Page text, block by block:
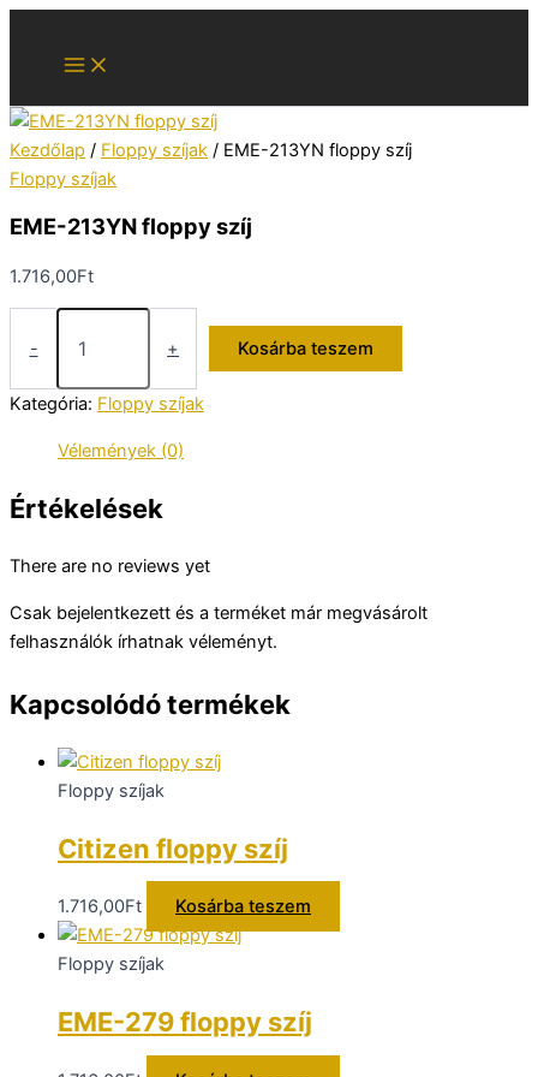
Kezdőlap / Floppy szíjak / EME-213YN floppy szíj
Floppy szíjak
EME-213YN floppy szíj
1.716,00Ft
-
szíj
mennyiség
+ Kosárba teszem
Kategória: Floppy szíjak
Vélemények (0)
Értékelések
There are no reviews yet
Csak bejelentkezett és a terméket már megvásárolt
felhasználók írhatnak véleményt.
Kapcsolódó termékek
Floppy szíjak
Citizen floppy szíj
1.716,00Ft Kosárba teszem
Floppy szíjak
EME-279 floppy szíj